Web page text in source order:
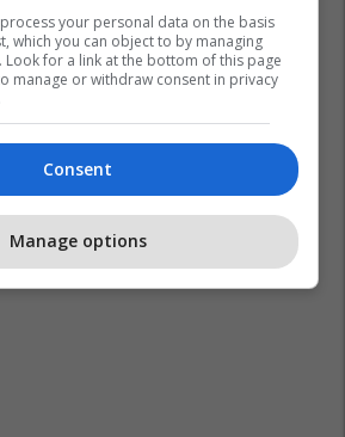
your personal data on the basis
which you can object to by managing
for a link at the bottom of this page
manage or withdraw consent in privacy
Consent
Manage options